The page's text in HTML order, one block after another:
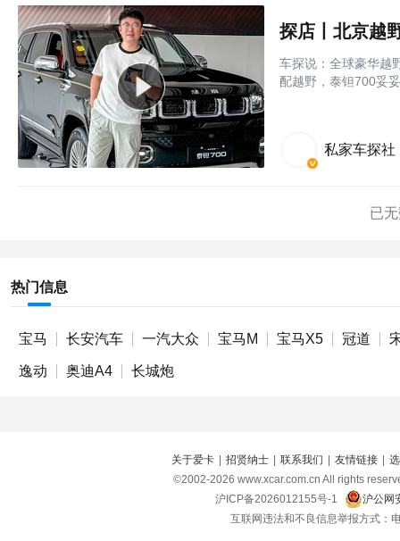
探店丨北京越
车探说：全球豪华越
配越野，泰钽700妥
私家车探社
已
热门信息
宝马 长安汽车 一汽大众 宝马M 宝马X5 冠道
逸动 奥迪A4 长城炮
关于爱卡 | 招贤纳士 | 联系我们 | 友情链接 |
©2002-2026 www.xcar.com.cn All rights
沪ICP备2026012155号-1
沪公网
互联网违法和不良信息举报方式：